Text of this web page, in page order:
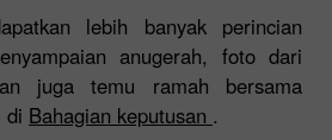
lebih banyak perincian
anugerah, foto dari
juga temu ramah bersama
di Bahagian keputusan .